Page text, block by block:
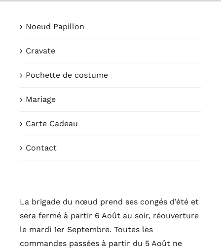
Noeud Papillon
Cravate
Pochette de costume
Mariage
Carte Cadeau
Contact
La brigade du nœud prend ses congés d’été et
sera fermé à partir 6 Août au soir, réouverture
le mardi 1er Septembre. Toutes les
commandes passées à partir du 5 Août ne